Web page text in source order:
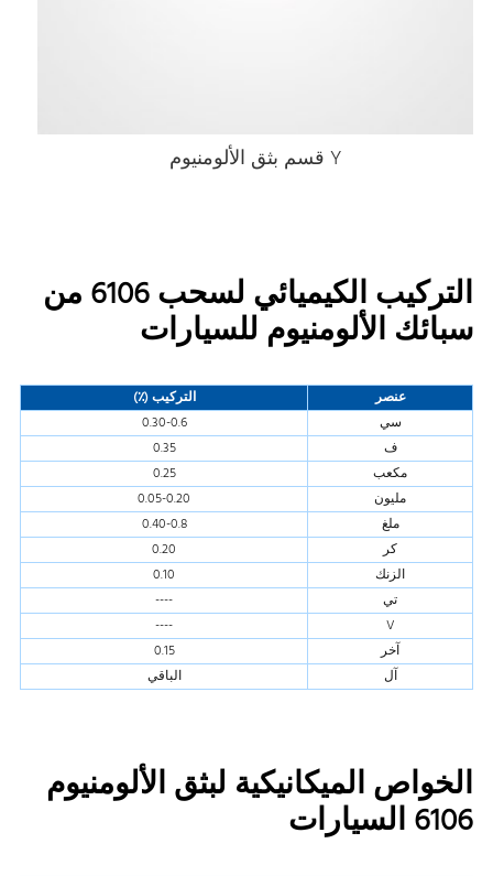
Y قسم بثق الألومنيوم
التركيب الكيميائي لسحب 6106 من
سبائك الألومنيوم للسيارات
عنصر
التركيب (٪)
سي
0.30-0.6
ف
0.35
مكعب
0.25
مليون
0.05-0.20
ملغ
0.40-0.8
كر
0.20
الزنك
0.10
تي
----
V
----
آخر
0.15
آل
الباقي
الخواص الميكانيكية لبثق الألومنيوم
6106 السيارات